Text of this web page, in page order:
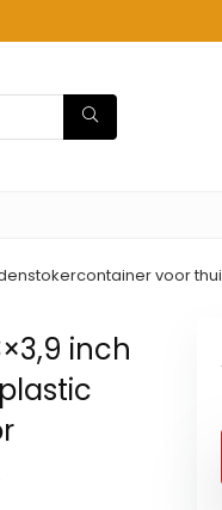
voor
inch